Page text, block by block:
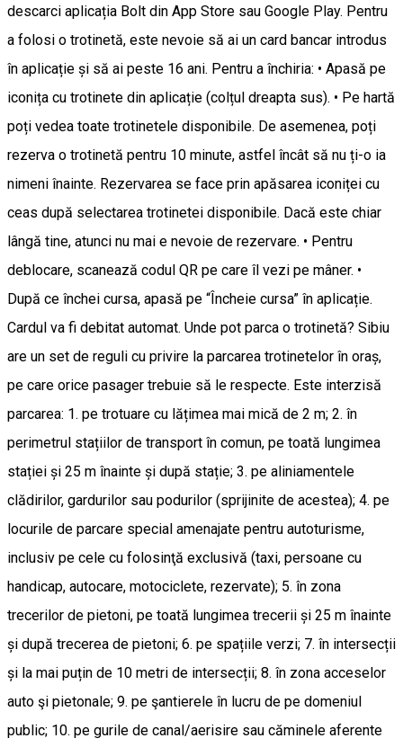
descarci aplicația Bolt din App Store sau Google Play. Pentru
a folosi o trotinetă, este nevoie să ai un card bancar introdus
în aplicație și să ai peste 16 ani. Pentru a închiria: • Apasă pe
iconița cu trotinete din aplicație (colțul dreapta sus). • Pe hartă
poți vedea toate trotinetele disponibile. De asemenea, poți
rezerva o trotinetă pentru 10 minute, astfel încât să nu ți-o ia
nimeni înainte. Rezervarea se face prin apăsarea iconiței cu
ceas după selectarea trotinetei disponibile. Dacă este chiar
lângă tine, atunci nu mai e nevoie de rezervare. • Pentru
deblocare, scanează codul QR pe care îl vezi pe mâner. •
După ce închei cursa, apasă pe “Încheie cursa” în aplicație.
Cardul va fi debitat automat. Unde pot parca o trotinetă? Sibiu
are un set de reguli cu privire la parcarea trotinetelor în oraș,
pe care orice pasager trebuie să le respecte. Este interzisă
parcarea: 1. pe trotuare cu lățimea mai mică de 2 m; 2. în
perimetrul stațiilor de transport în comun, pe toată lungimea
stației și 25 m înainte și după stație; 3. pe aliniamentele
clădirilor, gardurilor sau podurilor (sprijinite de acestea); 4. pe
locurile de parcare special amenajate pentru autoturisme,
inclusiv pe cele cu folosinţă exclusivă (taxi, persoane cu
handicap, autocare, motociclete, rezervate); 5. în zona
trecerilor de pietoni, pe toată lungimea trecerii și 25 m înainte
și după trecerea de pietoni; 6. pe spațiile verzi; 7. în intersecții
și la mai puțin de 10 metri de intersecții; 8. în zona acceselor
auto şi pietonale; 9. pe şantierele în lucru de pe domeniul
public; 10. pe gurile de canal/aerisire sau căminele aferente